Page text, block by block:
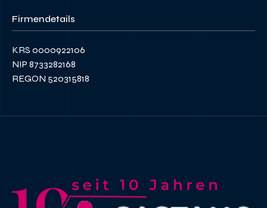
Firmendetails
KRS 0000922106
NIP 8733282168
REGON 520315818